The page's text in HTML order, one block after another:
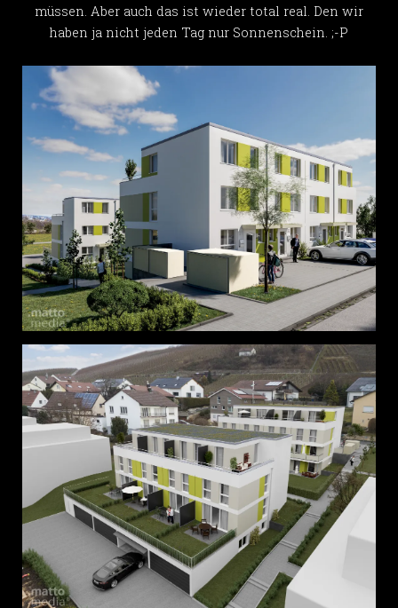
müssen. Aber auch das ist wieder total real. Den wir
haben ja nicht jeden Tag nur Sonnenschein. ;-P